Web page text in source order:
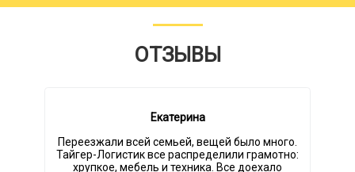
ОТЗЫВЫ
Екатерина
Переезжали всей семьей, вещей было много.
Тайгер-Логистик все распределили грамотно:
хрупкое, мебель и техника. Все доехало